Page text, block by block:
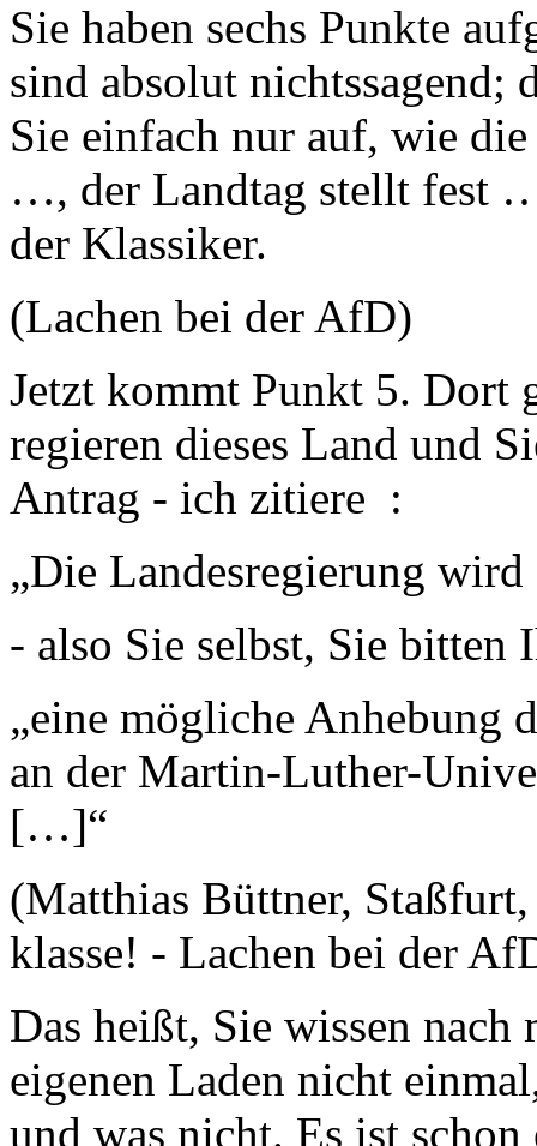
Sie haben sechs Punkte
sind absolut nichtssagend;
Sie einfach nur auf, wie
…, der Landtag stellt fest
der Klassiker.
(Lachen bei der AfD)
Jetzt kommt Punkt 5. Dort
regieren dieses Land und
Antrag - ich zitiere :
„Die Landesregierung
- also Sie selbst, Sie bitten
„eine mögliche Anhebung
an der Martin-Luther-
[…]“
(Matthias Büttner,
klasse! - Lachen bei der
Das heißt, Sie wissen nach
eigenen Laden nicht
und was nicht. Es ist